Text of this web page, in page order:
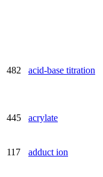
482 acid-base titration
445 acrylate
117 adduct ion